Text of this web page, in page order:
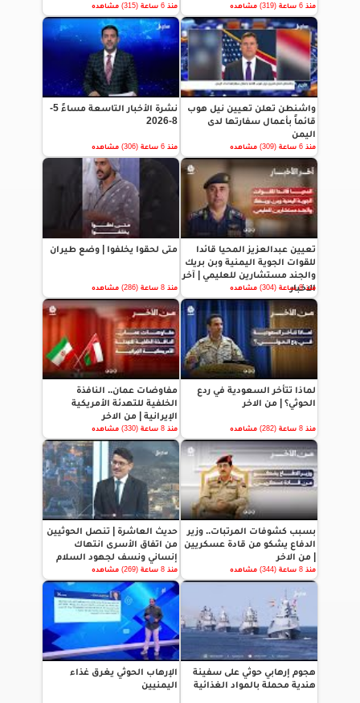
منذ 6 ساعة (319) مشاهده منذ 6 ساعة (315) مشاهده
واشنطن تعلن تعيين نيل هوب
قائماً بأعمال سفارتها لدى
اليمن
منذ 6 ساعة (309) مشاهده
نشرة الأخبار التاسعة مساءً 5-
8-2026
منذ 6 ساعة (306) مشاهده
تعيين عبدالعزيز المحيا قائدا
للقوات الجوية اليمنية وبن بريك
والجند مستشارين للعليمي | آخر
الاخبار
منذ 8 ساعة (304) مشاهده
متى لحقوا يخلفوا | وضع طيران
منذ 8 ساعة (286) مشاهده
لماذا تتأخر السعودية في ردع
الحوثي؟ | من الاخر
منذ 8 ساعة (282) مشاهده
مفاوضات عمان.. النافذة
الخلفية للتهدئة الأمريكية
الإيرانية | من الاخر
منذ 8 ساعة (330) مشاهده
بسبب كشوفات المرتبات.. وزير
الدفاع يشكو من قادة عسكريين
| من الاخر
منذ 8 ساعة (344) مشاهده
حديث العاشرة | تنصل الحوثيين
من اتفاق الأسرى انتهاك
إنساني ونسف لجهود السلام
منذ 8 ساعة (269) مشاهده
هجوم إرهابي حوثي على سفينة
هندية محملة بالمواد الغذائية
الإرهاب الحوثي يغرق غذاء
اليمنيين